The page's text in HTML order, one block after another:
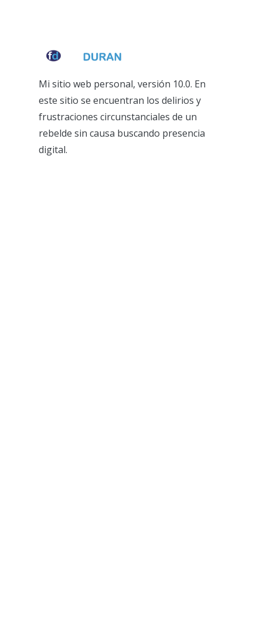
Mi sitio web personal, versión 10.0. En
este sitio se encuentran los delirios y
frustraciones circunstanciales de un
rebelde sin causa buscando presencia
digital.